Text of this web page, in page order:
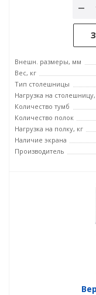
Внешн. размеры, мм
Вес, кг
Тип столешницы
Нагрузка на столешницу,
Количество тумб
Количество полок
Нагрузка на полку, кг
Наличие экрана
Производитель